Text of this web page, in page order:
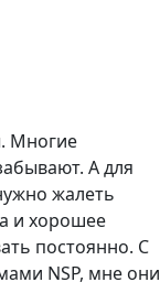
Многие
А для
жалеть
и хорошее
постоянно. С
NSP, мне они